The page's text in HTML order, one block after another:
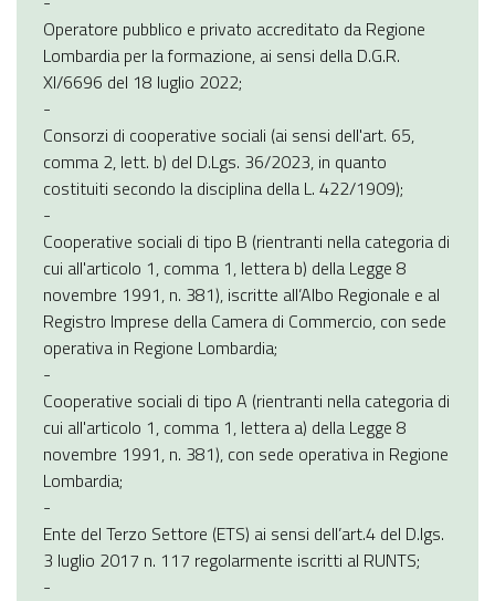
Operatore pubblico e privato accreditato da Regione
Lombardia per la formazione, ai sensi della D.G.R.
XI/6696 del 18 luglio 2022;
-
Consorzi di cooperative sociali (ai sensi dell'art. 65,
comma 2, lett. b) del D.Lgs. 36/2023, in quanto
costituiti secondo la disciplina della L. 422/1909);
-
Cooperative sociali di tipo B (rientranti nella categoria di
cui all'articolo 1, comma 1, lettera b) della Legge 8
novembre 1991, n. 381), iscritte all’Albo Regionale e al
Registro Imprese della Camera di Commercio, con sede
operativa in Regione Lombardia;
-
Cooperative sociali di tipo A (rientranti nella categoria di
cui all'articolo 1, comma 1, lettera a) della Legge 8
novembre 1991, n. 381), con sede operativa in Regione
Lombardia;
-
Ente del Terzo Settore (ETS) ai sensi dell’art.4 del D.lgs.
3 luglio 2017 n. 117 regolarmente iscritti al RUNTS;
-